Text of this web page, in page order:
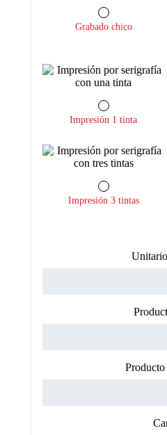
Grabado chico
Impresión 1 tinta
Impresión 3 tintas